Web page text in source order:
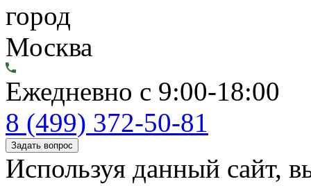
город
Москва
Ежедневно с 9:00-18:00
8 (499) 372-50-81
Задать вопрос
Используя данный сайт,